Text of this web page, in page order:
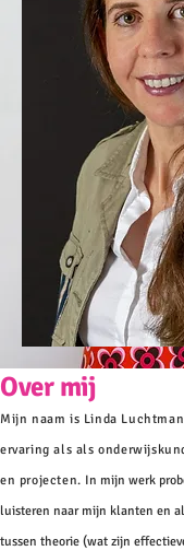
Over mij
Mijn naam is Linda
ervaring als als
en projecten. In mijn werk
luisteren naar mijn klanten en
tussen theorie (wat zijn